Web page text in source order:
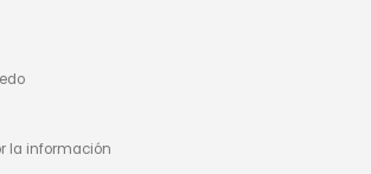
la información